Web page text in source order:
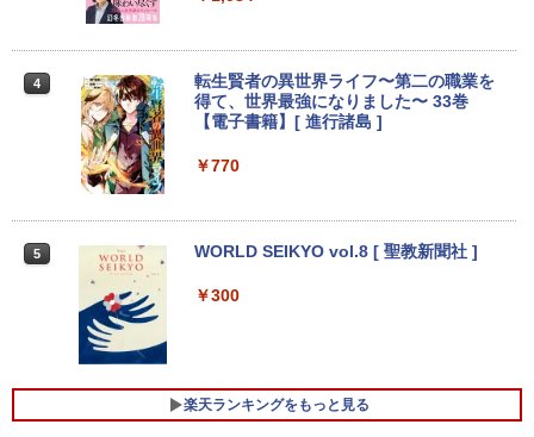
レノボジャパン Lenovo ノートパソ
コン Chromebook Duet Gen9 [ 10.95型
/ Chrome OS / MediaTek / メモリ4GB /
eMMC128GB ] ルナグレー 83HH000U
4
【新品未使用品】リカバリー付属 Windo
ws10 Pro 富士通 LIFEBOOK A7511/G(F
MVA85014) Core i5 1145G7 8GB 500G
￥66,800
【エントリーでポイント100％還元のチ
ャンス】GMKtec ミニpc AMD Ryzen7 8
845HS MAX5.1GHz 8コア 16スレッド O
culink DDR5 32G 1T PCIe 4.0 M.2 2280
SSD Windows11 Pro Radeon 780M Bl
uetooth5.2 2.5Gbps LAN ミニパソコン
4画面 8K k8plus ゲーミングPC Minipc
￥153,560
トPC、DDR5 SODIMM×2メモリ、PCIe
4.0 SSD 、2.5G/Wi-Fi 6/Bluetooth 5.
ディスプレイ（100Hz/VGA/HDMI1.4 ブ
ルーライト軽減 フリッカーレス VESA対
応 Adaptive Sync対応 4000:1コントラ
スト チルト調節可 PCモニター KTC H24
4
【楽天1位!1,600円OFFクーポン 8/4 20:
00-8/11 01:59】Xiaomi Monitor A24i 20
26 ディスプレイ 1080P 23.8インチ 144
スタンド VESA
4
転生賢者の異世界ライフ〜第二の職業を
得て、世界最強になりました〜 33巻
【電子書籍】[ 進行諸島 ]
￥770
5 WORLD SEIKYO vol.8 [ 聖教新聞社 ]
￥300
楽天ランキングをもっと見る